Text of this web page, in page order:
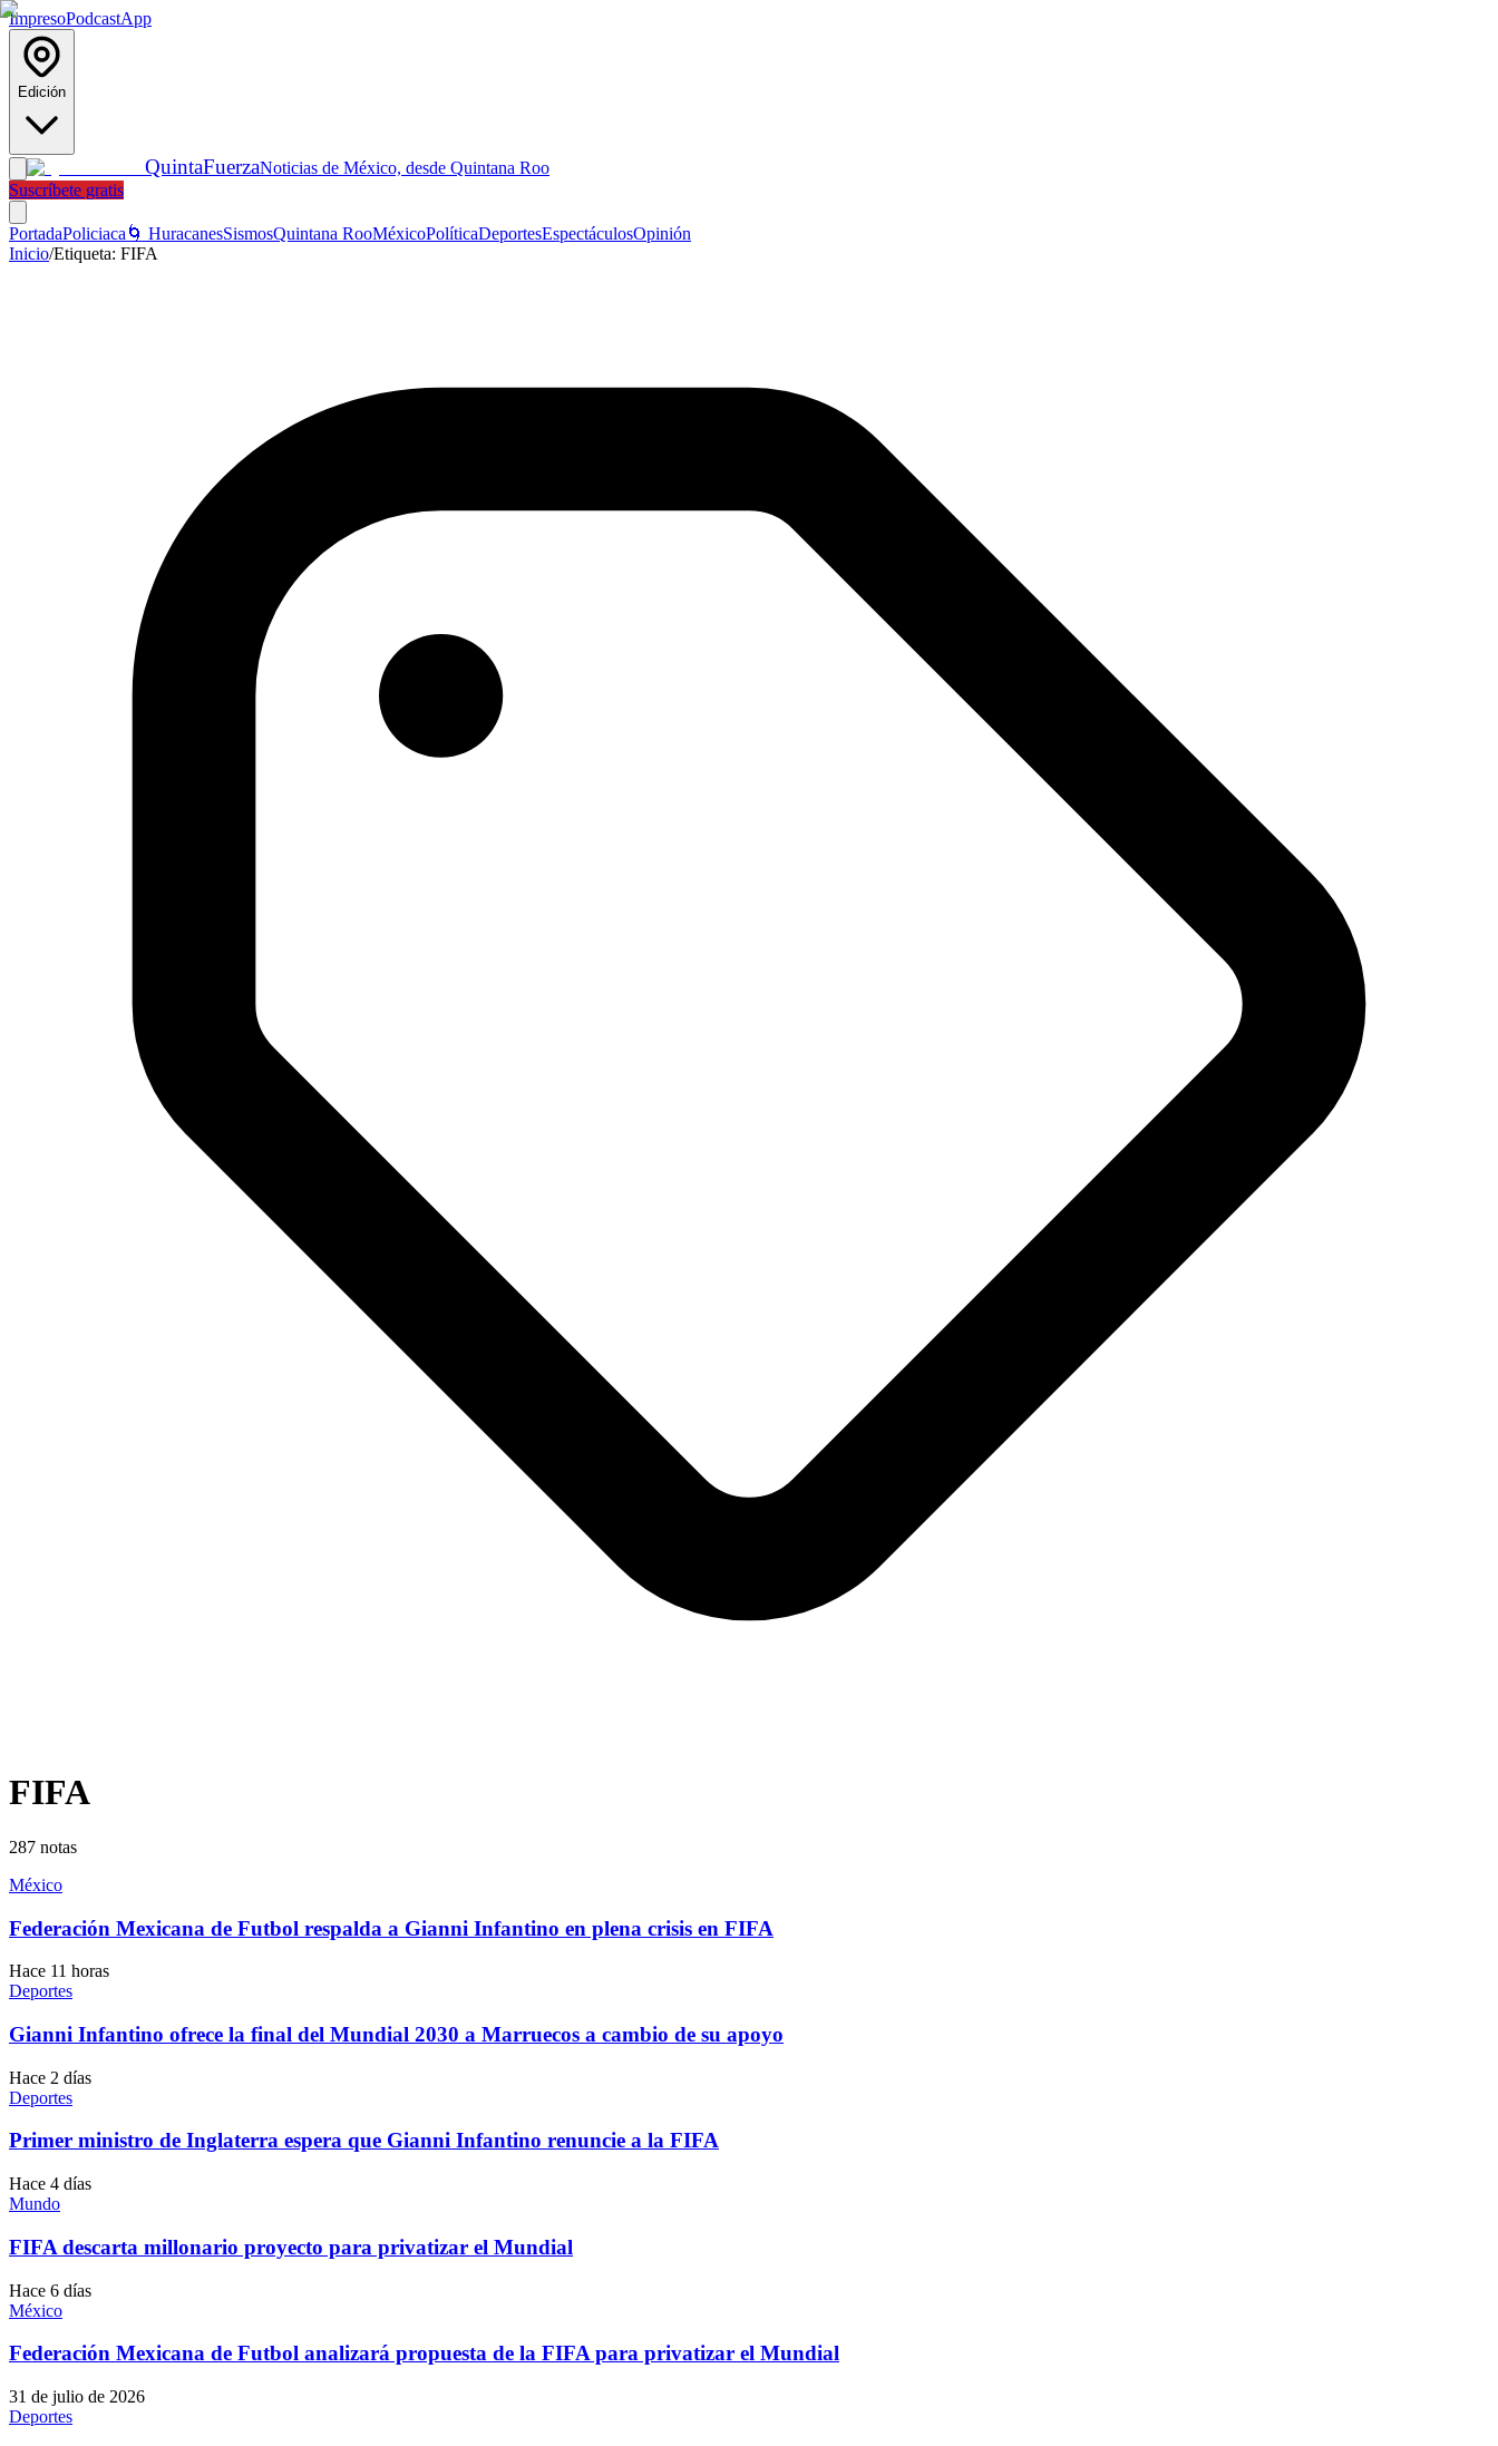
ImpresoPodcastApp
Edición
QuintaFuerzaNoticias de México, desde Quintana Roo
Suscríbete gratis
PortadaPoliciaca 🌀 HuracanesSismosQuintana RooMéxicoPolíticaDeportesEspectáculosOpinión
Inicio/Etiqueta: FIFA
FIFA
287 notas
México
Federación Mexicana de Futbol respalda a Gianni Infantino en plena crisis en FIFA
Hace 11 horas
Deportes
Gianni Infantino ofrece la final del Mundial 2030 a Marruecos a cambio de su apoyo
Hace 2 días
Deportes
Primer ministro de Inglaterra espera que Gianni Infantino renuncie a la FIFA
Hace 4 días
Mundo
FIFA descarta millonario proyecto para privatizar el Mundial
Hace 6 días
México
Federación Mexicana de Futbol analizará propuesta de la FIFA para privatizar el Mundial
31 de julio de 2026
Deportes